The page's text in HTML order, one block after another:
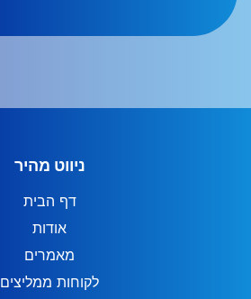
ניווט מהיר
דף הבית
אודות
מאמרים
לקוחות ממליצים